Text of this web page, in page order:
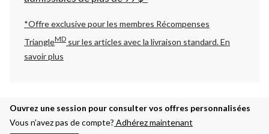
*Offre exclusive pour les membres Récompenses
TriangleMD sur les articles avec la livraison standard.En
savoir plus
Ouvrez une session pour consulter vos offres personnalisées
Vous n’avez pas de compte? Adhérez maintenant